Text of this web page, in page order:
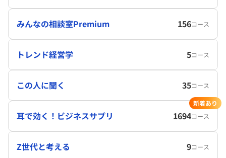
みんなの相談室Premium 156コース
トレンド経営学 5コース
この人に聞く 35コース
耳で効く！ビジネスサプリ 1694コース
新着あり
Z世代と考える 9コース